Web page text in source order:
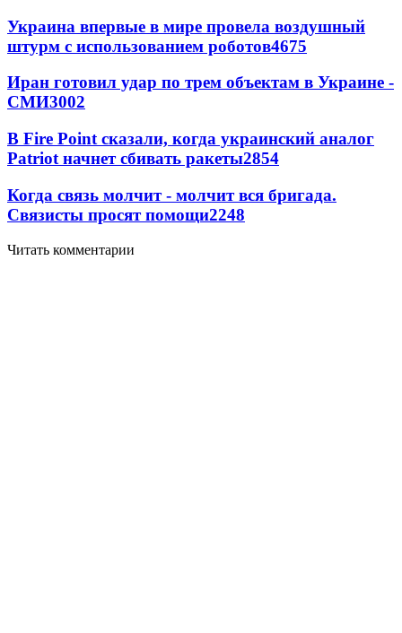
Украина впервые в мире провела воздушный
штурм с использованием роботов4675
Иран готовил удар по трем объектам в Украине -
СМИ3002
В Fire Point сказали, когда украинский аналог
Patriot начнет сбивать ракеты2854
Когда связь молчит - молчит вся бригада.
Связисты просят помощи2248
Читать комментарии